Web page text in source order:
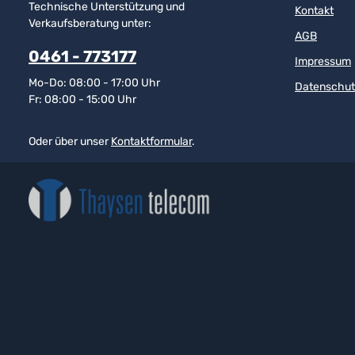
Technische Unterstützung und
Verkaufsberatung unter:
0461 - 773177
Mo-Do: 08:00 - 17:00 Uhr
Fr: 08:00 - 15:00 Uhr
Oder über unserKontaktformular.
Kontakt
AGB
Impressum